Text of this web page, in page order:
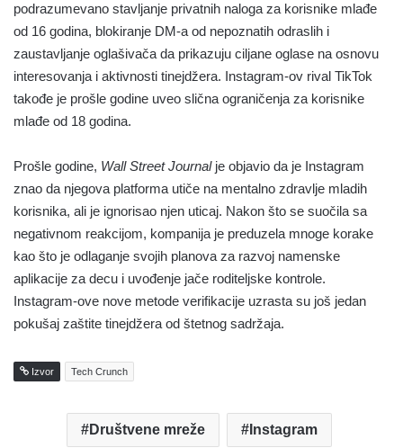
podrazumevano stavljanje privatnih naloga za korisnike mlađe
od 16 godina, blokiranje DM-a od nepoznatih odraslih i
zaustavljanje oglašivača da prikazuju ciljane oglase na osnovu
interesovanja i aktivnosti tinejdžera. Instagram-ov rival TikTok
takođe je prošle godine uveo slična ograničenja za korisnike
mlađe od 18 godina.
Prošle godine, Wall Street Journalje objavio da je Instagram
znao da njegova platforma utiče na mentalno zdravlje mladih
korisnika, ali je ignorisao njen uticaj. Nakon što se suočila sa
negativnom reakcijom, kompanija je preduzela mnoge korake
kao što je odlaganje svojih planova za razvoj namenske
aplikacije za decu i uvođenje jače roditeljske kontrole.
Instagram-ove nove metode verifikacije uzrasta su još jedan
pokušaj zaštite tinejdžera od štetnog sadržaja.
Izvor Tech Crunch
Društvene mreže Instagram